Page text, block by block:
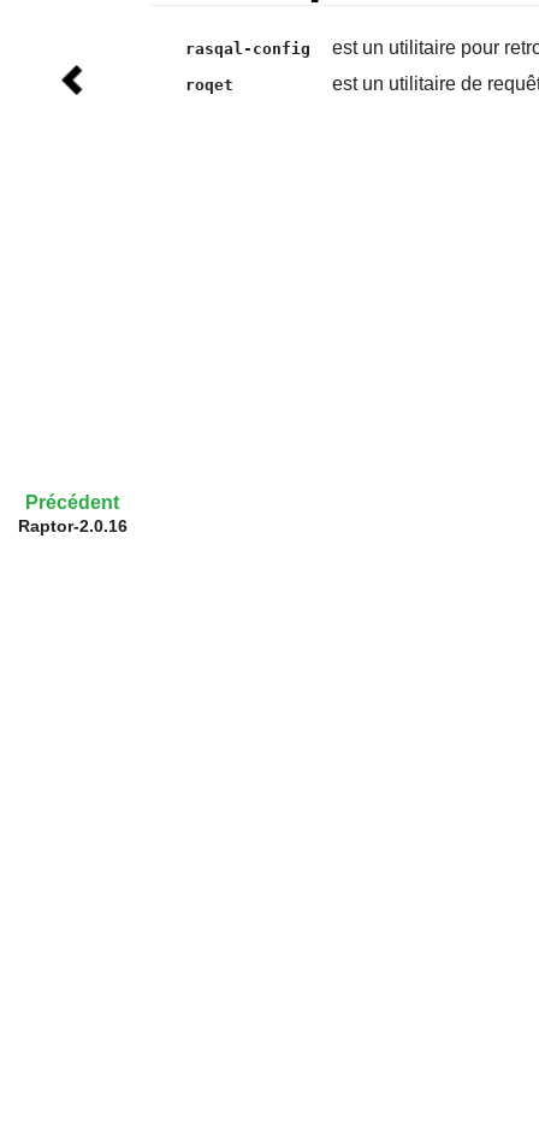
rasqal-config est un utilitaire pour
roqet est un utilitaire de
Précédent
Raptor-2.0.16